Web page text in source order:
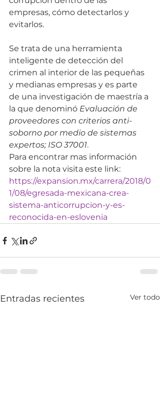
empresas, cómo detectarlos y
evitarlos.
Se trata de una herramienta
inteligente de detección del
crimen al interior de las pequeñas
y medianas empresas y es parte
de una investigación de maestría a
la que denominó Evaluación de
proveedores con criterios anti-
soborno por medio de sistemas
expertos; ISO 37001.
Para encontrar mas información
sobre la nota visita este link:
https://expansion.mx/carrera/2018/0
1/08/egresada-mexicana-crea-
sistema-anticorrupcion-y-es-
reconocida-en-eslovenia
Entradas recientes Ver todo